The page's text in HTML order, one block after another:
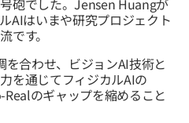
砲でした。Jensen Huangが
AIはいまや研究プロジェクト
です。
合わせ、ビジョンAI技術と
を通じてフィジカルAIの
Realのギャップを縮めること